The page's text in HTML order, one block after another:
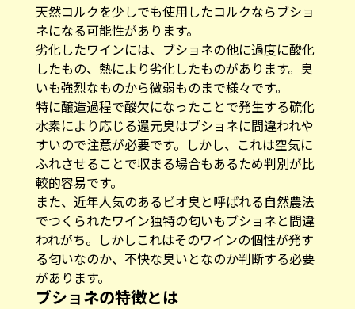
天然コルクを少しでも使用したコルクならブショ
ネになる可能性があります。
劣化したワインには、ブショネの他に過度に酸化
したもの、熱により劣化したものがあります。臭
いも強烈なものから微弱ものまで様々です。
特に醸造過程で酸欠になったことで発生する硫化
水素により応じる還元臭はブショネに間違われや
すいので注意が必要です。しかし、これは空気に
ふれさせることで収まる場合もあるため判別が比
較的容易です。
また、近年人気のあるビオ臭と呼ばれる自然農法
でつくられたワイン独特の匂いもブショネと間違
われがち。しかしこれはそのワインの個性が発す
る匂いなのか、不快な臭いとなのか判断する必要
があります。
ブショネの特徴とは